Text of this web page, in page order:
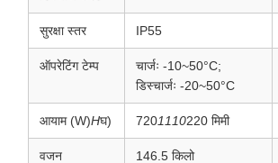
सुरक्षा स्तर IP55
ऑपरेटिंग टेम्प
चार्जः -10~50°C;
डिस्चार्जः -20~50°C
आयाम (W)Hघ) 7201110220 मिमी
वजन 146.5 किलो